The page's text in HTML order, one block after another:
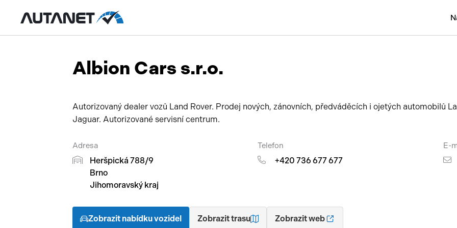
Obytná
Albion Cars s.r.o.
Autorizovaný dealer vozů Land Rover. Prodej nových, zánovních, předváděcích i ojetých automobilů
Jaguar. Autorizované servisní centrum.
Adresa
Heršpická 788/9
Brno
Jihomoravský kraj
Telefon
+420 736 677 677
E-
Zobrazit nabídku vozidel Zobrazit trasu Zobrazit web